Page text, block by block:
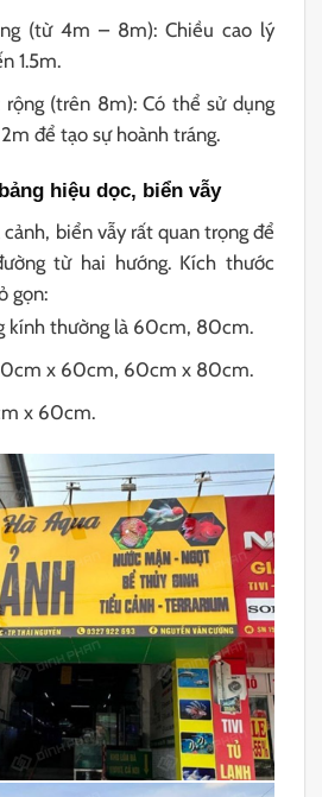
(từ 4m – 8m): Chiều cao lý
1.5m.
(trên 8m): Có thể sử dụng
để tạo sự hoành tráng.
hiệu dọc, biển vẫy
biển vẫy rất quan trọng để
từ hai hướng. Kích thước
gọn:
kính thường là 60cm, 80cm.
x 60cm, 60cm x 80cm.
x 60cm.